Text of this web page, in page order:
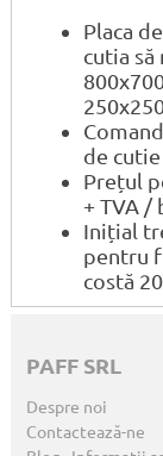
Placa
cutia să
de
Prețul
+ TVA /
Inițial
pentru
costă
PAFF SRL
Despre noi
Contactează-ne